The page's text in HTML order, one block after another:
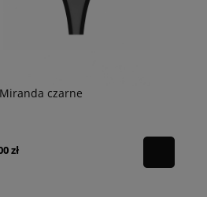
czarne
zł